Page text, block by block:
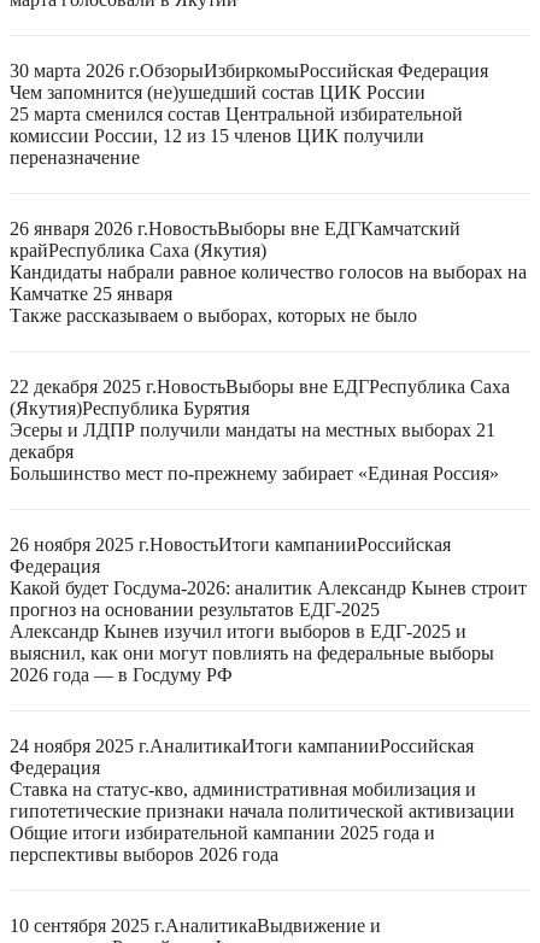
30 марта 2026 г.ОбзорыИзбиркомыРоссийская Федерация
Чем запомнится (не)ушедший состав ЦИК России
25 марта сменился состав Центральной избирательной
комиссии России, 12 из 15 членов ЦИК получили
переназначение
26 января 2026 г.НовостьВыборы вне ЕДГКамчатский
крайРеспублика Саха (Якутия)
Кандидаты набрали равное количество голосов на выборах на
Камчатке 25 января
Также рассказываем о выборах, которых не было
22 декабря 2025 г.НовостьВыборы вне ЕДГРеспублика Саха
(Якутия)Республика Бурятия
Эсеры и ЛДПР получили мандаты на местных выборах 21
декабря
Большинство мест по-прежнему забирает «Единая Россия»
26 ноября 2025 г.НовостьИтоги кампанииРоссийская
Федерация
Какой будет Госдума-2026: аналитик Александр Кынев строит
прогноз на основании результатов ЕДГ-2025
Александр Кынев изучил итоги выборов в ЕДГ-2025 и
выяснил, как они могут повлиять на федеральные выборы
2026 года — в Госдуму РФ
24 ноября 2025 г.АналитикаИтоги кампанииРоссийская
Федерация
Ставка на статус-кво, административная мобилизация и
гипотетические признаки начала политической активизации
Общие итоги избирательной кампании 2025 года и
перспективы выборов 2026 года
10 сентября 2025 г.АналитикаВыдвижение и